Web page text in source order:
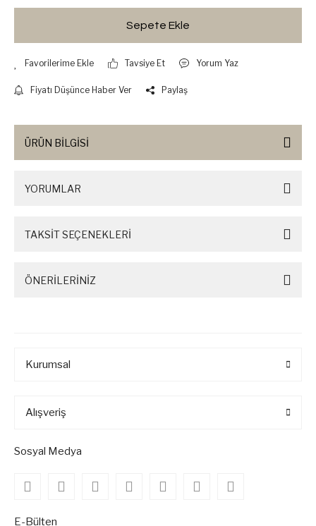
Sepete Ekle
Tavsiye Et Yorum Yaz
Fiyatı Düşünce Haber Ver Paylaş
ÜRÜN BİLGİSİ
YORUMLAR
TAKSİT SEÇENEKLERİ
ÖNERİLERİNİZ
Kurumsal
Alışveriş
Sosyal Medya
E-Bülten